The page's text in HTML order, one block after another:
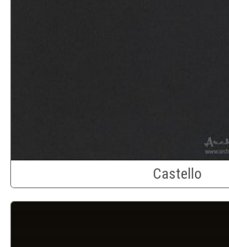
Castello